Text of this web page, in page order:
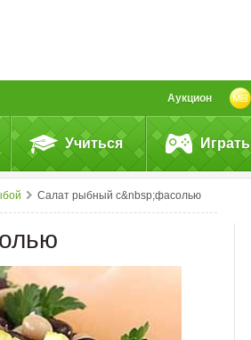
Аукцион
Учиться Играть
Салат рыбный с&nbsp;фасолью